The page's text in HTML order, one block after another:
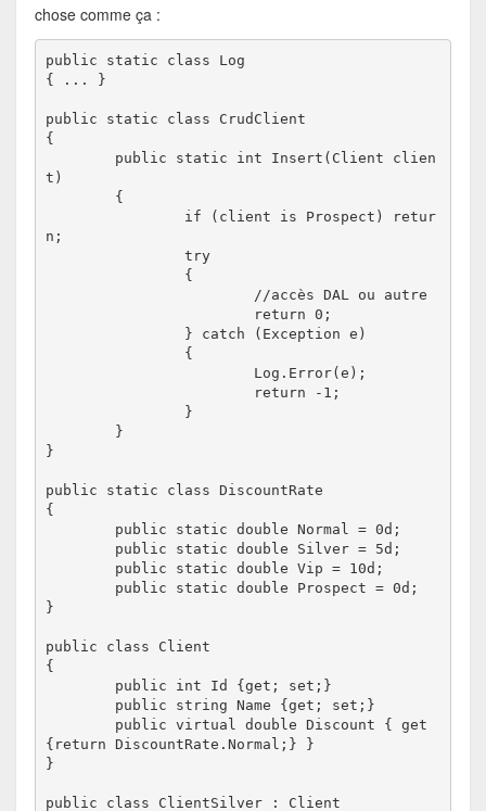
chose comme ça :
public static class Log
{ ... }
public static class CrudClient
{
t)
n;
		try
}
public static class DiscountRate
{
}
public class Client
{
{return DiscountRate.Normal;} }
}
public class ClientSilver : Client